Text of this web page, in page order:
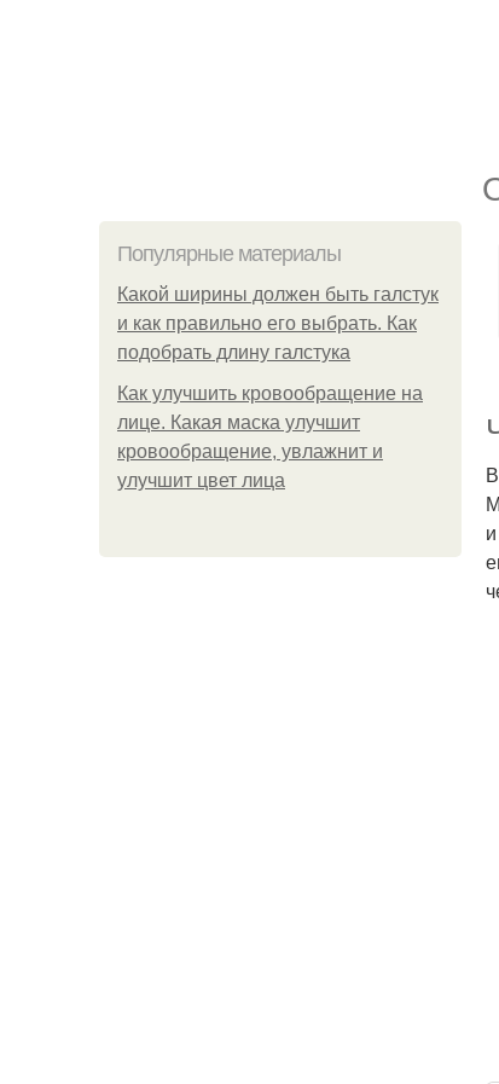
Популярные материалы
Какой ширины должен быть галстук
и как правильно его выбрать. Как
подобрать длину галстука
Как улучшить кровообращение на
лице. Какая маска улучшит
кровообращение, увлажнит и
улучшит цвет лица